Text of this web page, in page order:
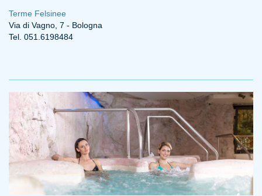
Terme Felsinee
Via di Vagno, 7 - Bologna
Tel. 051.6198484